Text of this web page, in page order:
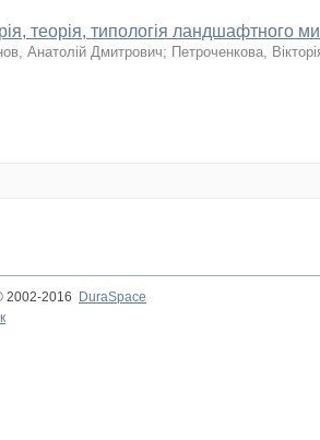
теорія, типологія ландшафтного
Анатолій Дмитрович; Петроченкова,
2002-2016
DuraSpace